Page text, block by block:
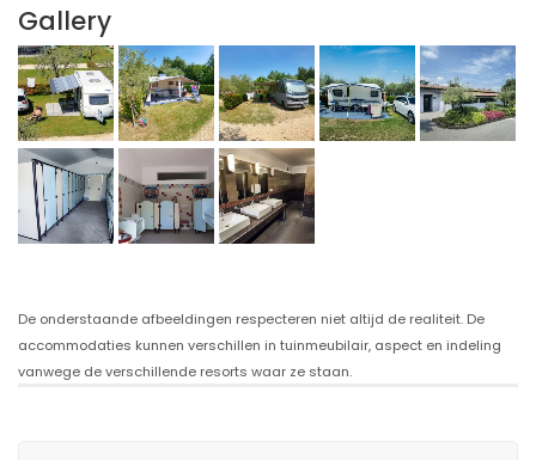
Gallery
De onderstaande afbeeldingen respecteren niet altijd de realiteit. De
accommodaties kunnen verschillen in tuinmeubilair, aspect en indeling
vanwege de verschillende resorts waar ze staan.